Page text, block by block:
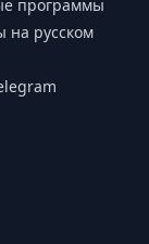
программы
на русском